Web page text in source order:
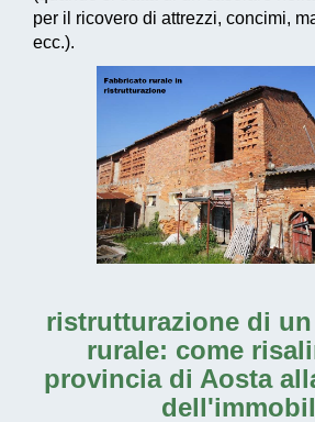
per il ricovero di attrezzi, concimi,
ecc.).
ristrutturazione di
rurale: come
provincia di Aosta